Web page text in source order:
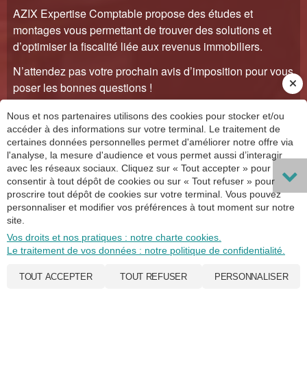
AZIX Expertise Comptable propose des études et
montages vous permettant de trouver des solutions et
d’optimiser la fiscalité liée aux revenus immobiliers.
N’attendez pas votre prochain avis d’imposition pour vous
poser les bonnes questions !
Nous et nos partenaires utilisons des cookies pour stocker et/ou
accéder à des informations sur votre terminal. Le traitement de
certaines données personnelles permet d'améliorer notre offre via
l'analyse, la mesure d'audience et vous permet aussi d’interagir
avec les réseaux sociaux. Cliquez sur « Tout accepter » pour
consentir à tout dépôt de cookies ou sur « Tout refuser » pour
proscrire tout dépôt de cookies sur votre terminal. Vous pouvez
personnaliser et modifier vos préférences à tout moment sur notre
site.
Vos droits et nos pratiques : notre charte cookies.
Le traitement de vos données : notre politique de confidentialité.
TOUT ACCEPTER TOUT REFUSER PERSONNALISER